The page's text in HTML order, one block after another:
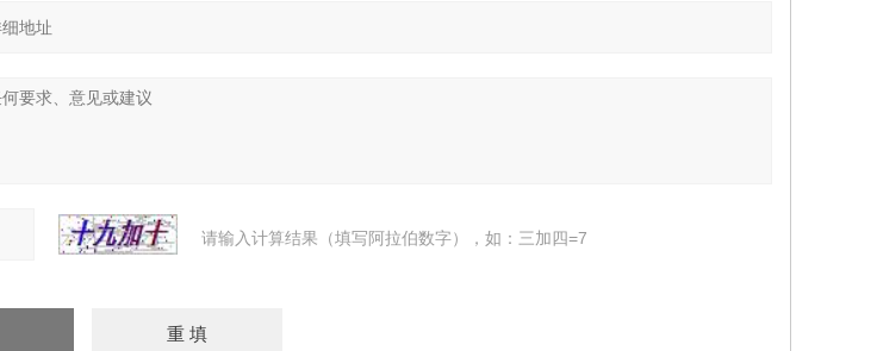
请输入计算结果（填写阿拉伯数字），如：三加四=7